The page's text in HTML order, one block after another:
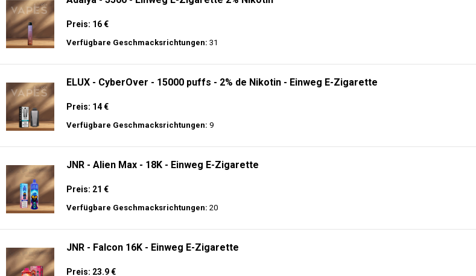
Preis: 16 €
Verfügbare Geschmacksrichtungen: 31
ELUX - CyberOver - 15000 puffs - 2% de Nikotin - Einweg E-Zigarette
Preis: 14 €
Verfügbare Geschmacksrichtungen: 9
JNR - Alien Max - 18K - Einweg E-Zigarette
Preis: 21 €
Verfügbare Geschmacksrichtungen: 20
JNR - Falcon 16K - Einweg E-Zigarette
Preis: 23.9 €